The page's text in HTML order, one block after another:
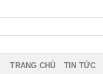
TRANG CHỦ TIN TỨC